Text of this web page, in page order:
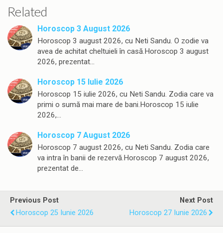
Related
Horoscop 3 August 2026
Horoscop 3 august 2026, cu Neti Sandu. O zodie va
avea de achitat cheltuieli în casă.Horoscop 3 august
2026, prezentat…
Horoscop 15 Iulie 2026
Horoscop 15 iulie 2026, cu Neti Sandu. Zodia care va
primi o sumă mai mare de bani.Horoscop 15 iulie
2026,…
Horoscop 7 August 2026
Horoscop 7 august 2026, cu Neti Sandu. Zodia care
va intra în banii de rezervă.Horoscop 7 august 2026,
prezentat de…
Previous Post
Horoscop 25 Iunie 2026
Next Post
Horoscop 27 Iunie 2026